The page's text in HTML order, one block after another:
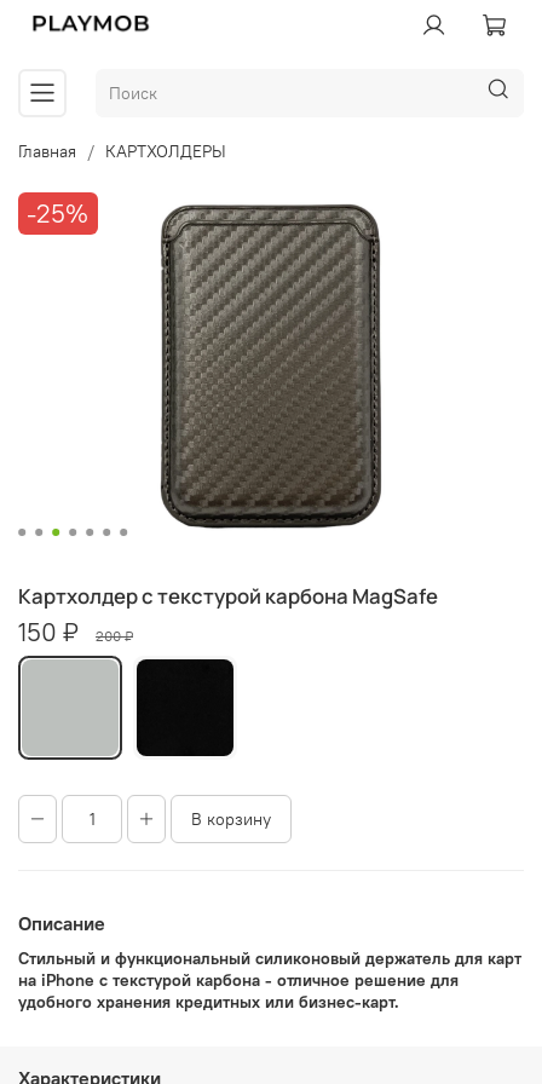
Главная КАРТХОЛДЕРЫ
-25%
Картхолдер с текстурой карбона MagSafe
150 ₽ 200 ₽
В корзину
Описание
Стильный и функциональный силиконовый держатель для карт
на iPhone с текстурой карбона - отличное решение для
удобного хранения кредитных или бизнес-карт.
Характеристики